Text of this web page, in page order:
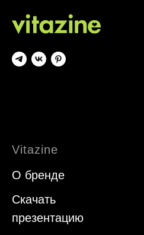
Vitazine
О бренде
Скачать
презентацию